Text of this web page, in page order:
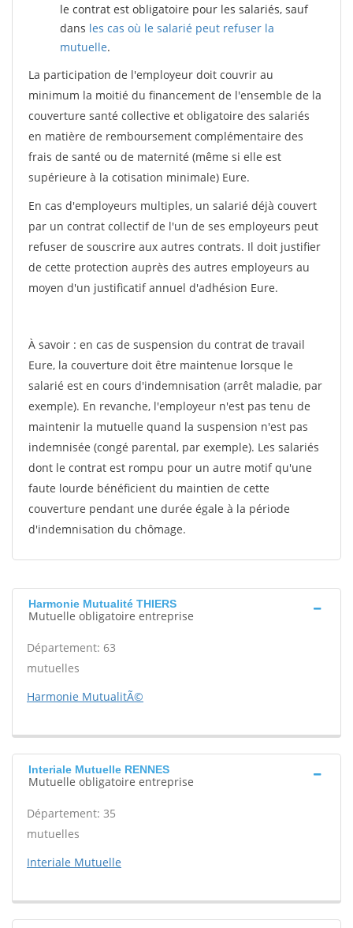
le contrat est obligatoire pour les salariés, sauf
dans les cas où le salarié peut refuser la
mutuelle.
La participation de l'employeur doit couvrir au
minimum la moitié du financement de l'ensemble de la
couverture santé collective et obligatoire des salariés
en matière de remboursement complémentaire des
frais de santé ou de maternité (même si elle est
supérieure à la cotisation minimale) Eure.
En cas d'employeurs multiples, un salarié déjà couvert
par un contrat collectif de l'un de ses employeurs peut
refuser de souscrire aux autres contrats. Il doit justifier
de cette protection auprès des autres employeurs au
moyen d'un justificatif annuel d'adhésion Eure.
À savoir : en cas de suspension du contrat de travail
Eure, la couverture doit être maintenue lorsque le
salarié est en cours d'indemnisation (arrêt maladie, par
exemple). En revanche, l'employeur n'est pas tenu de
maintenir la mutuelle quand la suspension n'est pas
indemnisée (congé parental, par exemple). Les salariés
dont le contrat est rompu pour un autre motif qu'une
faute lourde bénéficient du maintien de cette
couverture pendant une durée égale à la période
d'indemnisation du chômage.
Harmonie Mutualité THIERS
Mutuelle obligatoire entreprise
Département: 63
mutuelles
Harmonie MutualitÃ©
Interiale Mutuelle RENNES
Mutuelle obligatoire entreprise
Département: 35
mutuelles
Interiale Mutuelle